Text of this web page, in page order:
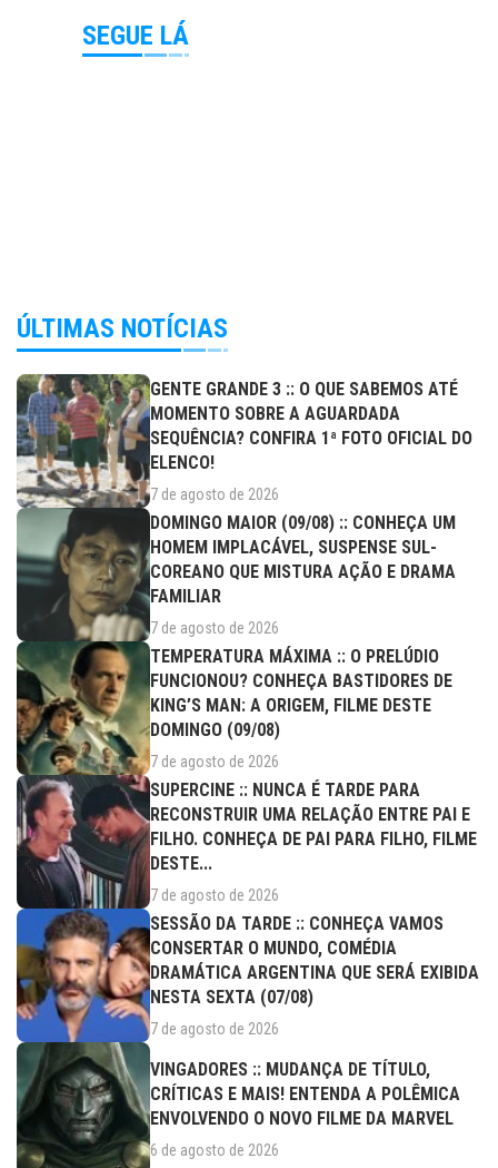
SEGUE LÁ
ÚLTIMAS NOTÍCIAS
GENTE GRANDE 3 :: O QUE SABEMOS ATÉ
MOMENTO SOBRE A AGUARDADA
SEQUÊNCIA? CONFIRA 1ª FOTO OFICIAL DO
ELENCO!
7 de agosto de 2026
DOMINGO MAIOR (09/08) :: CONHEÇA UM
HOMEM IMPLACÁVEL, SUSPENSE SUL-
COREANO QUE MISTURA AÇÃO E DRAMA
FAMILIAR
7 de agosto de 2026
TEMPERATURA MÁXIMA :: O PRELÚDIO
FUNCIONOU? CONHEÇA BASTIDORES DE
KING’S MAN: A ORIGEM, FILME DESTE
DOMINGO (09/08)
7 de agosto de 2026
SUPERCINE :: NUNCA É TARDE PARA
RECONSTRUIR UMA RELAÇÃO ENTRE PAI E
FILHO. CONHEÇA DE PAI PARA FILHO, FILME
DESTE...
7 de agosto de 2026
SESSÃO DA TARDE :: CONHEÇA VAMOS
CONSERTAR O MUNDO, COMÉDIA
DRAMÁTICA ARGENTINA QUE SERÁ EXIBIDA
NESTA SEXTA (07/08)
7 de agosto de 2026
VINGADORES :: MUDANÇA DE TÍTULO,
CRÍTICAS E MAIS! ENTENDA A POLÊMICA
ENVOLVENDO O NOVO FILME DA MARVEL
6 de agosto de 2026